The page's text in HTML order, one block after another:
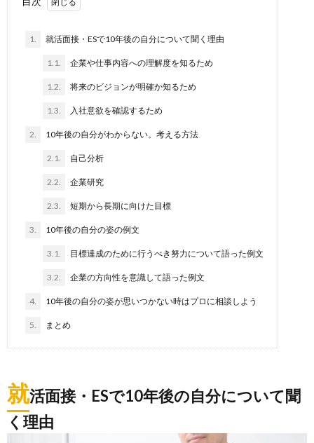
1. 就活面接・ESで10年後の自分について聞く理由
1.1. 企業や仕事内容への理解度を知るため
1.2. 将来のビジョンが明確か知るため
1.3. 入社意欲を確認するため
2. 10年後の自分がわからない。考える方法
2.1. 自己分析
2.2. 企業研究
2.3. 短期から長期に向けた目標
3. 10年後の自分の姿の例文
3.1. 目標達成のために行うべき努力について語った例文
3.2. 企業の方向性を意識して語った例文
4. 10年後の自分の姿が思いつかない時はプロに相談しよう
5. まとめ
就活面接・ESで10年後の自分について聞
く理由